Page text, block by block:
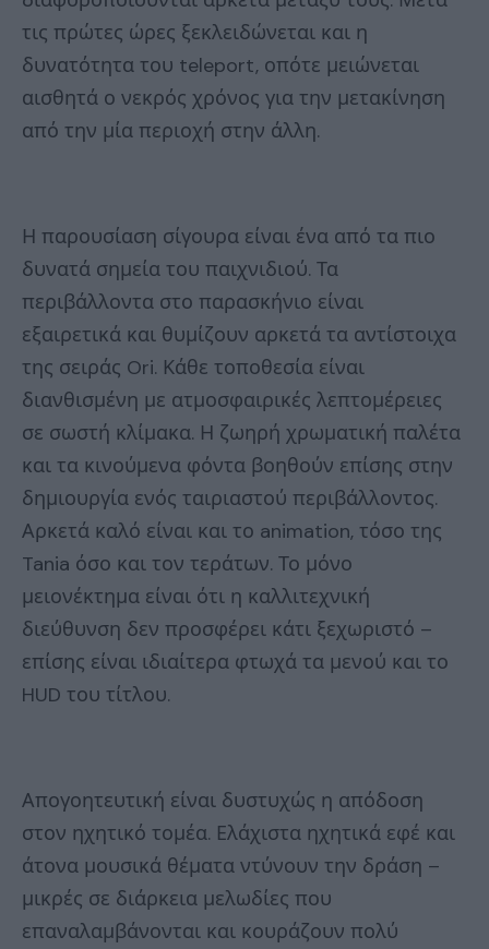
τις πρώτες ώρες ξεκλειδώνεται και η
δυνατότητα του teleport, οπότε μειώνεται
αισθητά ο νεκρός χρόνος για την μετακίνηση
από την μία περιοχή στην άλλη.
Η παρουσίαση σίγουρα είναι ένα από τα πιο
δυνατά σημεία του παιχνιδιού. Τα
περιβάλλοντα στο παρασκήνιο είναι
εξαιρετικά και θυμίζουν αρκετά τα αντίστοιχα
της σειράς Ori. Κάθε τοποθεσία είναι
διανθισμένη με ατμοσφαιρικές λεπτομέρειες
σε σωστή κλίμακα. Η ζωηρή χρωματική παλέτα
και τα κινούμενα φόντα βοηθούν επίσης στην
δημιουργία ενός ταιριαστού περιβάλλοντος.
Αρκετά καλό είναι και το animation, τόσο της
Tania όσο και τον τεράτων. Το μόνο
μειονέκτημα είναι ότι η καλλιτεχνική
διεύθυνση δεν προσφέρει κάτι ξεχωριστό –
επίσης είναι ιδιαίτερα φτωχά τα μενού και το
HUD του τίτλου.
Απογοητευτική είναι δυστυχώς η απόδοση
στον ηχητικό τομέα. Ελάχιστα ηχητικά εφέ και
άτονα μουσικά θέματα ντύνουν την δράση –
μικρές σε διάρκεια μελωδίες που
επαναλαμβάνονται και κουράζουν πολύ